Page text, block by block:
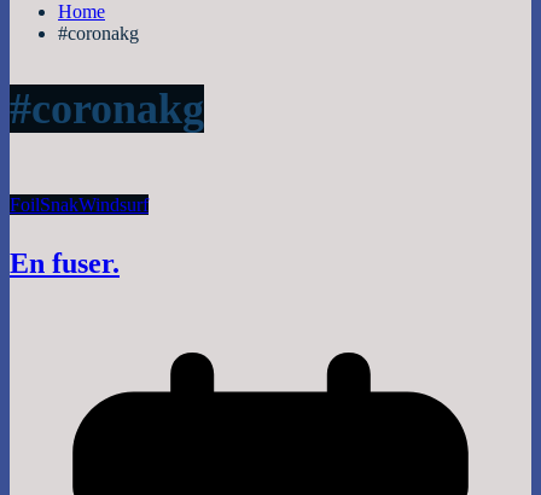
Home
#coronakg
#coronakg
FoilSnakWindsurf
En fuser.